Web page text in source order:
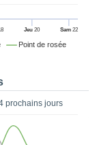
Point de rosée
Jeu 20 Sam22
prochains jours